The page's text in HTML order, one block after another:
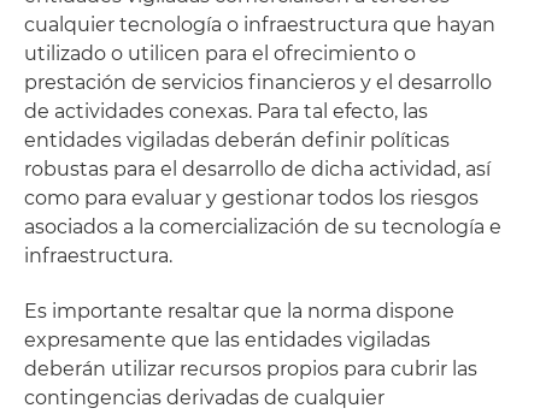
cualquier tecnología o infraestructura que hayan
utilizado o utilicen para el ofrecimiento o
prestación de servicios financieros y el desarrollo
de actividades conexas. Para tal efecto, las
entidades vigiladas deberán definir políticas
robustas para el desarrollo de dicha actividad, así
como para evaluar y gestionar todos los riesgos
asociados a la comercialización de su tecnología e
infraestructura.
Es importante resaltar que la norma dispone
expresamente que las entidades vigiladas
deberán utilizar recursos propios para cubrir las
contingencias derivadas de cualquier